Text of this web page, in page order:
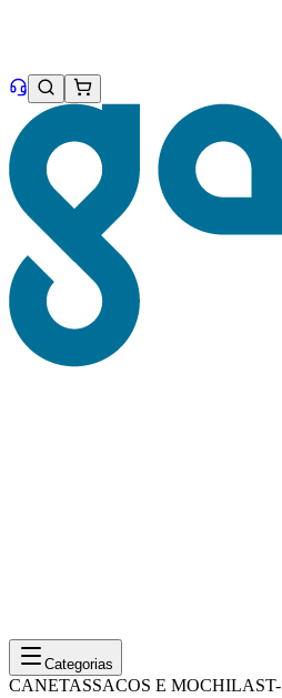
Categorias
CANETASSACOS E MOCHILAST-